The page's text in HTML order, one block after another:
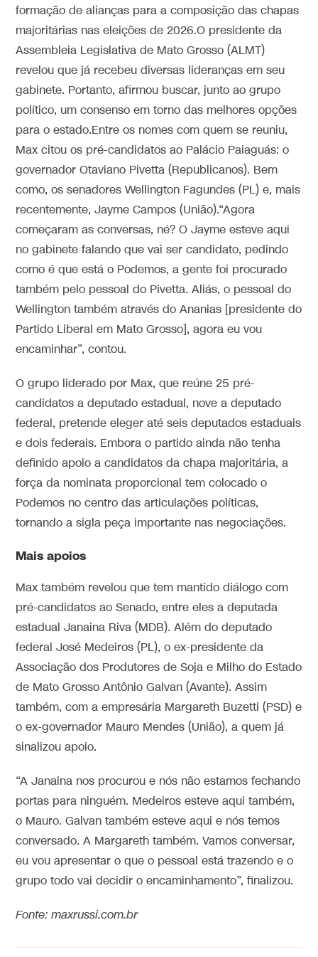
formação de alianças para a composição das chapas
majoritárias nas eleições de 2026.O presidente da
Assembleia Legislativa de Mato Grosso (ALMT)
revelou que já recebeu diversas lideranças em seu
gabinete. Portanto, afirmou buscar, junto ao grupo
político, um consenso em torno das melhores opções
para o estado.Entre os nomes com quem se reuniu,
Max citou os pré-candidatos ao Palácio Paiaguás: o
governador Otaviano Pivetta (Republicanos). Bem
como, os senadores Wellington Fagundes (PL) e, mais
recentemente, Jayme Campos (União).“Agora
começaram as conversas, né? O Jayme esteve aqui
no gabinete falando que vai ser candidato, pedindo
como é que está o Podemos, a gente foi procurado
também pelo pessoal do Pivetta. Aliás, o pessoal do
Wellington também através do Ananias [presidente do
Partido Liberal em Mato Grosso], agora eu vou
encaminhar”, contou.
O grupo liderado por Max, que reúne 25 pré-
candidatos a deputado estadual, nove a deputado
federal, pretende eleger até seis deputados estaduais
e dois federais. Embora o partido ainda não tenha
definido apoio a candidatos da chapa majoritária, a
força da nominata proporcional tem colocado o
Podemos no centro das articulações políticas,
tornando a sigla peça importante nas negociações.
Mais apoios
Max também revelou que tem mantido diálogo com
pré-candidatos ao Senado, entre eles a deputada
estadual Janaina Riva (MDB). Além do deputado
federal José Medeiros (PL), o ex-presidente da
Associação dos Produtores de Soja e Milho do Estado
de Mato Grosso Antônio Galvan (Avante). Assim
também, com a empresária Margareth Buzetti (PSD) e
o ex-governador Mauro Mendes (União), a quem já
sinalizou apoio.
“A Janaina nos procurou e nós não estamos fechando
portas para ninguém. Medeiros esteve aqui também,
o Mauro. Galvan também esteve aqui e nós temos
conversado. A Margareth também. Vamos conversar,
eu vou apresentar o que o pessoal está trazendo e o
grupo todo vai decidir o encaminhamento”, finalizou.
Fonte: maxrussi.com.br